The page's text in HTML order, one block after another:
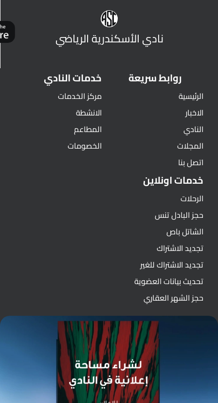
نادي الأسكندرية الرياضي
روابط سريعة
الرئيسية
الاخبار
النادي
المجلات
اتصل بنا
خدمات النادي
مركز الخدمات
الانشطة
المطاعم
الخصومات
خدمات اونلاين
الرحلات
حجز البادل تنس
الشاتل باص
تجديد الاشتراك
تجديد الاشتراك للغير
تحديث بيانات العضوية
حجز الشهر العقاري